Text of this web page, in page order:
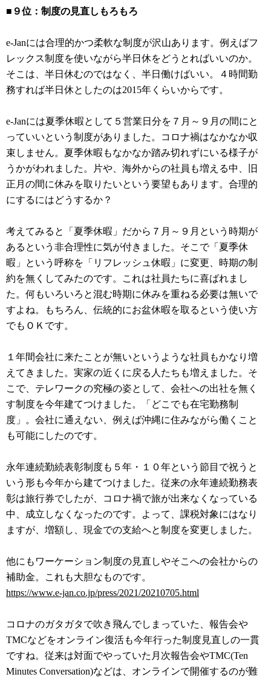
■９位：制度の見直しもろもろ
e-Janには合理的かつ柔軟な制度が沢山あります。例えばフ
レックス制度を使いながら半日休をどうとればいいのか。
そこは、半日休むのではなく、半日働けばいい。４時間勤
務すれば半日休としたのは2015年くらいからです。
e-Janには夏季休暇として５営業日分を７月～９月の間にと
っていいという制度がありました。コロナ禍はなかなか収
束しません。夏季休暇もなかなか踏み切れずにいる様子が
うかがわれました。片や、海外からの社員も増える中、旧
正月の間に休みを取りたいという要望もあります。合理的
にするにはどうするか？
考えてみると「夏季休暇」だから７月～９月という時期が
あるという非合理性に気が付きました。そこで「夏季休
暇」という呼称を「リフレッシュ休暇」に変更、時期の制
約を無くしてみたのです。これは社員たちに喜ばれまし
た。何もいろいろと混む時期に休みを重ねる必要は無いで
すよね。もちろん、伝統的にお盆休暇を取るという使い方
でもＯＫです。
１年間会社に来たことが無いというような社員もかなり増
えてきました。実家の近くに戻る人たちも増えました。そ
こで、テレワークの究極の姿として、会社への出社を無く
す制度を今年建てつけました。「どこでも在宅勤務制
度」。会社に通えない、例えば沖縄に住みながら働くこと
も可能にしたのです。
永年連続勤続表彰制度も５年・１０年という節目で祝うと
いう形も今年から建てつけました。従来の永年連続勤務表
彰は旅行券でしたが、コロナ禍で旅が出来なくなっている
中、成立しなくなったのです。よって、課税対象にはなり
ますが、増額し、現金での支給へと制度を変更しました。
他にもワーケーション制度の見直しやそこへの会社からの
補助金。これも大胆なものです。
https://www.e-jan.co.jp/press/2021/20210705.html
コロナのガタガタで吹き飛んでしまっていた、報告会や
TMCなどをオンライン復活も今年行った制度見直しの一貫
ですね。従来は対面でやっていた月次報告会やTMC(Ten
Minutes Conversation)などは、オンラインで開催するのが難